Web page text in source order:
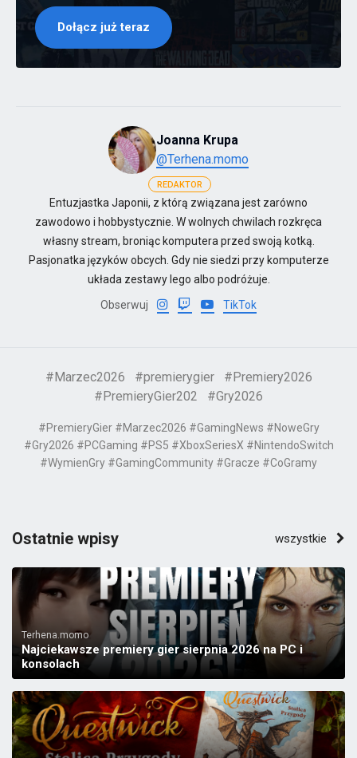
Dołącz już teraz
Joanna Krupa
@Terhena.momo
REDAKTOR
Entuzjastka Japonii, z którą związana jest zarówno
zawodowo i hobbystycznie. W wolnych chwilach rozkręca
własny stream, broniąc komputera przed swoją kotką.
Pasjonatka języków obcych. Gdy nie siedzi przy komputerze
układa zestawy lego albo podróżuje.
Obserwuj
TikTok
#Marzec2026 #premierygier
#Premiery2026
#PremieryGier202
#Gry2026
#PremieryGier #Marzec2026 #GamingNews #NoweGry
#Gry2026 #PCGaming #PS5 #XboxSeriesX #NintendoSwitch
#WymienGry #GamingCommunity #Gracze #CoGramy
Ostatnie wpisy wszystkie
Terhena.momo
Najciekawsze premiery gier sierpnia 2026 na PC i
konsolach